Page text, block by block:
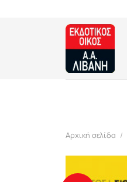
Αρχική σελίδα /